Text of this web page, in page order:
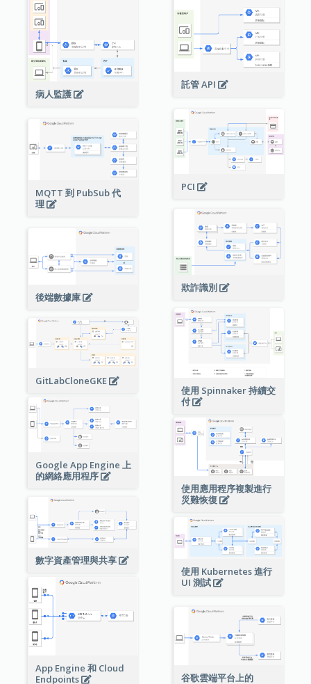
病人監護
託管 API
PCI
MQTT 到 PubSub 代
理
欺詐識別
後端數據庫
使用 Spinnaker 持續交
付
GitLabCloneGKE
Google App Engine 上
的網絡應用程序
使用應用程序複製進行
災難恢復
數字資產管理與共享
使用 Kubernetes 進行
UI 測試
App Engine 和 Cloud
Endpoints
谷歌雲端平台上的